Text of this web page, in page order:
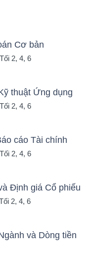
Cơ bản
2, 4, 6
thuật Ứng dụng
2, 4, 6
cáo Tài chính
2, 4, 6
Định giá Cổ phiếu
2, 4, 6
và Dòng tiền